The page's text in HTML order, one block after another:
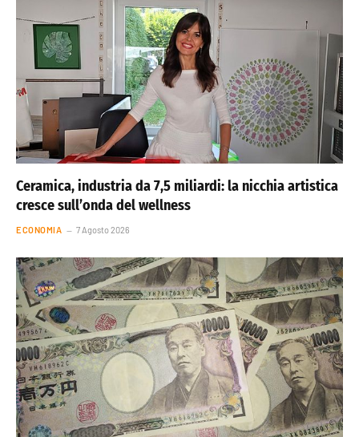
Ceramica, industria da 7,5 miliardi: la nicchia artistica
cresce sull’onda del wellness
ECONOMIA 7 Agosto 2026